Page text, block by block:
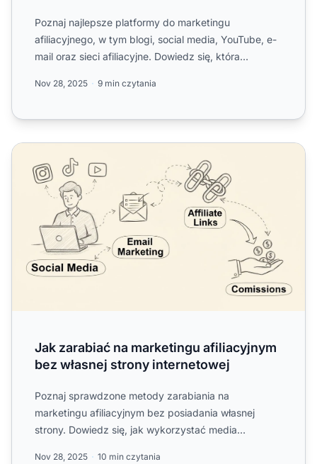
Poznaj najlepsze platformy do marketingu
afiliacyjnego, w tym blogi, social media, YouTube, e-
mail oraz sieci afiliacyjne. Dowiedz się, która
Nov 28, 2025 9 min czytania
Jak zarabiać na marketingu afiliacyjnym bez własnej
Jak zarabiać na marketingu afiliacyjnym
bez własnej strony internetowej
Poznaj sprawdzone metody zarabiania na
marketingu afiliacyjnym bez posiadania własnej
strony. Dowiedz się, jak wykorzystać media
Nov 28, 2025 10 min czytania